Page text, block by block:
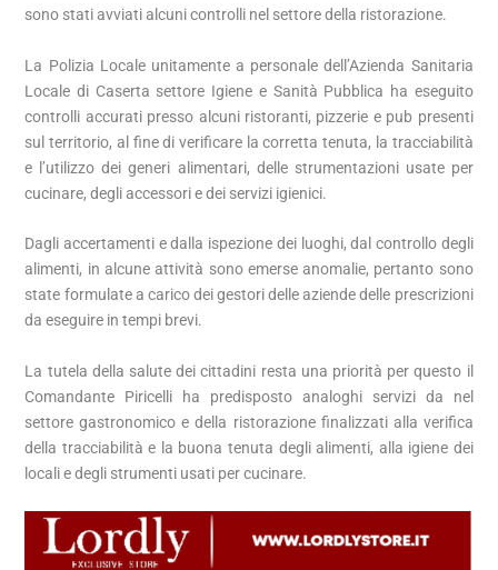
sono stati avviati alcuni controlli nel settore della ristorazione.
La Polizia Locale unitamente a personale dell’Azienda Sanitaria
Locale di Caserta settore Igiene e Sanità Pubblica ha eseguito
controlli accurati presso alcuni ristoranti, pizzerie e pub presenti
sul territorio, al fine di verificare la corretta tenuta, la tracciabilità
e l’utilizzo dei generi alimentari, delle strumentazioni usate per
cucinare, degli accessori e dei servizi igienici.
Dagli accertamenti e dalla ispezione dei luoghi, dal controllo degli
alimenti, in alcune attività sono emerse anomalie, pertanto sono
state formulate a carico dei gestori delle aziende delle prescrizioni
da eseguire in tempi brevi.
La tutela della salute dei cittadini resta una priorità per questo il
Comandante Piricelli ha predisposto analoghi servizi da nel
settore gastronomico e della ristorazione finalizzati alla verifica
della tracciabilità e la buona tenuta degli alimenti, alla igiene dei
locali e degli strumenti usati per cucinare.